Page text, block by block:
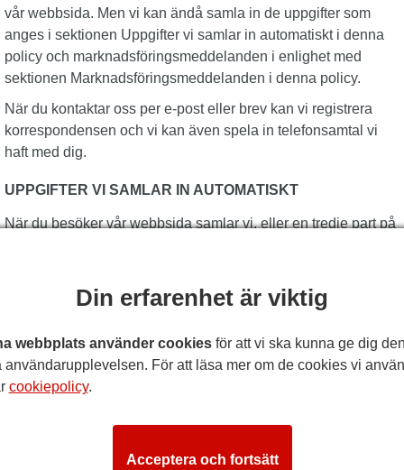
vår webbsida. Men vi kan ändå samla in de uppgifter som
anges i sektionen Uppgifter vi samlar in automatiskt i denna
policy och marknadsföringsmeddelanden i enlighet med
sektionen Marknadsföringsmeddelanden i denna policy.
När du kontaktar oss per e-post eller brev kan vi registrera
korrespondensen och vi kan även spela in telefonsamtal vi
haft med dig.
UPPGIFTER VI SAMLAR IN AUTOMATISKT
När du besöker vår webbsida samlar vi, eller en tredje part på
dators eller annan enhets unika identifikationsnummer; (b)
teknisk information om din enhet såsom vilken typ av enhet,
inställningar, som tidszon och språk; (d) statiska uppgifter om
din webbanvändning och mönster. Vi samlar in dessa
uppgifter med hjälp av cookies i enlighet med Cookies-
evenemang och tjänster vi erbjuder och i analystiska och
Din erfarenhet är viktig
webbplats använder cookiesför att vi ska kunna ge dig
användarupplevelsen. För att läsa mer om de cookies vi
cookiepolicy.
Acceptera och fortsätt